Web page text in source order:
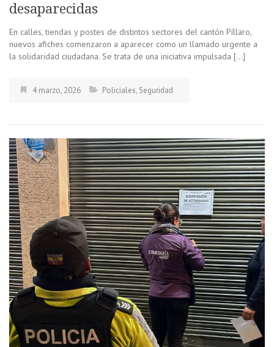
desaparecidas
En calles, tiendas y postes de distintos sectores del cantón Píllaro,
nuevos afiches comenzaron a aparecer como un llamado urgente a
la solidaridad ciudadana. Se trata de una iniciativa impulsada […]
4 marzo, 2026 Policiales, Seguridad